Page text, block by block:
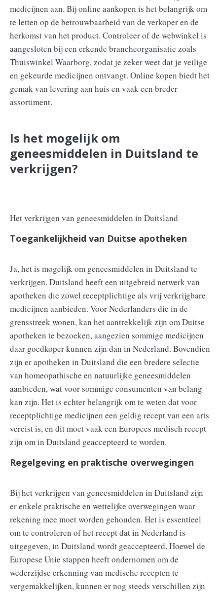
medicijnen aan. Bij online aankopen is het belangrijk om
te letten op de betrouwbaarheid van de verkoper en de
herkomst van het product. Controleer of de webwinkel is
aangesloten bij een erkende brancheorganisatie zoals
Thuiswinkel Waarborg, zodat je zeker weet dat je veilige
en gekeurde medicijnen ontvangt. Online kopen biedt het
gemak van levering aan huis en vaak een breder
assortiment.
Is het mogelijk om
geneesmiddelen in Duitsland te
verkrijgen?
Het verkrijgen van geneesmiddelen in Duitsland
Toegankelijkheid van Duitse apotheken
Ja, het is mogelijk om geneesmiddelen in Duitsland te
verkrijgen. Duitsland heeft een uitgebreid netwerk van
apotheken die zowel receptplichtige als vrij verkrijgbare
medicijnen aanbieden. Voor Nederlanders die in de
grensstreek wonen, kan het aantrekkelijk zijn om Duitse
apotheken te bezoeken, aangezien sommige medicijnen
daar goedkoper kunnen zijn dan in Nederland. Bovendien
zijn er apotheken in Duitsland die een bredere selectie
van homeopathische en natuurlijke geneesmiddelen
aanbieden, wat voor sommige consumenten van belang
kan zijn. Het is echter belangrijk om te weten dat voor
receptplichtige medicijnen een geldig recept van een arts
vereist is, en dit moet vaak een Europees medisch recept
zijn om in Duitsland geaccepteerd te worden.
Regelgeving en praktische overwegingen
Bij het verkrijgen van geneesmiddelen in Duitsland zijn
er enkele praktische en wettelijke overwegingen waar
rekening mee moet worden gehouden. Het is essentieel
om te controleren of het recept dat in Nederland is
uitgegeven, in Duitsland wordt geaccepteerd. Hoewel de
Europese Unie stappen heeft ondernomen om de
wederzijdse erkenning van medische recepten te
vergemakkelijken, kunnen er nog steeds verschillen zijn